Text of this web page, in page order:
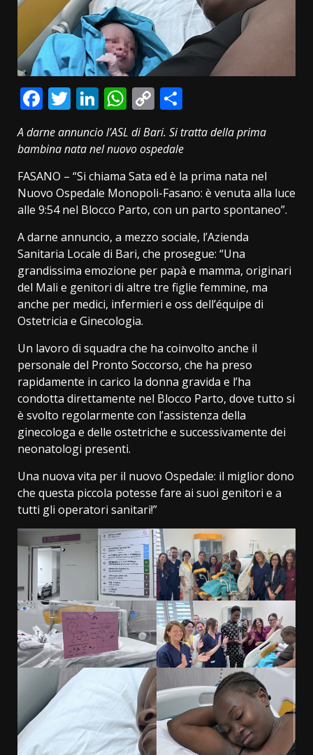
Facebook
Twitter
LinkedIn
WhatsApp
Copy
Link
A darne annuncio l’ASL di Bari. Si tratta della prima
bambina nata nel nuovo ospedale
FASANO – “Si chiama Sata ed è la prima nata nel
Nuovo Ospedale Monopoli-Fasano: è venuta alla luce
alle 9:54 nel Blocco Parto, con un parto spontaneo”.
A darne annuncio, a mezzo sociale, l’Azienda
Sanitaria Locale di Bari, che prosegue: “Una
grandissima emozione per papà e mamma, originari
del Mali e genitori di altre tre figlie femmine, ma
anche per medici, infermieri e oss dell’équipe di
Ostetricia e Ginecologia.
Un lavoro di squadra che ha coinvolto anche il
personale del Pronto Soccorso, che ha preso
rapidamente in carico la donna gravida e l’ha
condotta direttamente nel Blocco Parto, dove tutto si
è svolto regolarmente con l’assistenza della
ginecologa e delle ostetriche e successivamente dei
neonatologi presenti.
Una nuova vita per il nuovo Ospedale: il miglior dono
che questa piccola potesse fare ai suoi genitori e a
tutti gli operatori sanitari!”